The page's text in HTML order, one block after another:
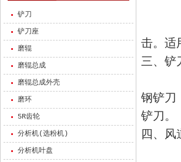
铲刀
铲刀座
磨辊
磨辊总成
磨辊总成外壳
磨环
5R齿轮
分析机(选粉机)
分析机叶盘
4.
优点
击。适
三、铲
铲刀
钢铲刀
铲刀。
四、风
一般